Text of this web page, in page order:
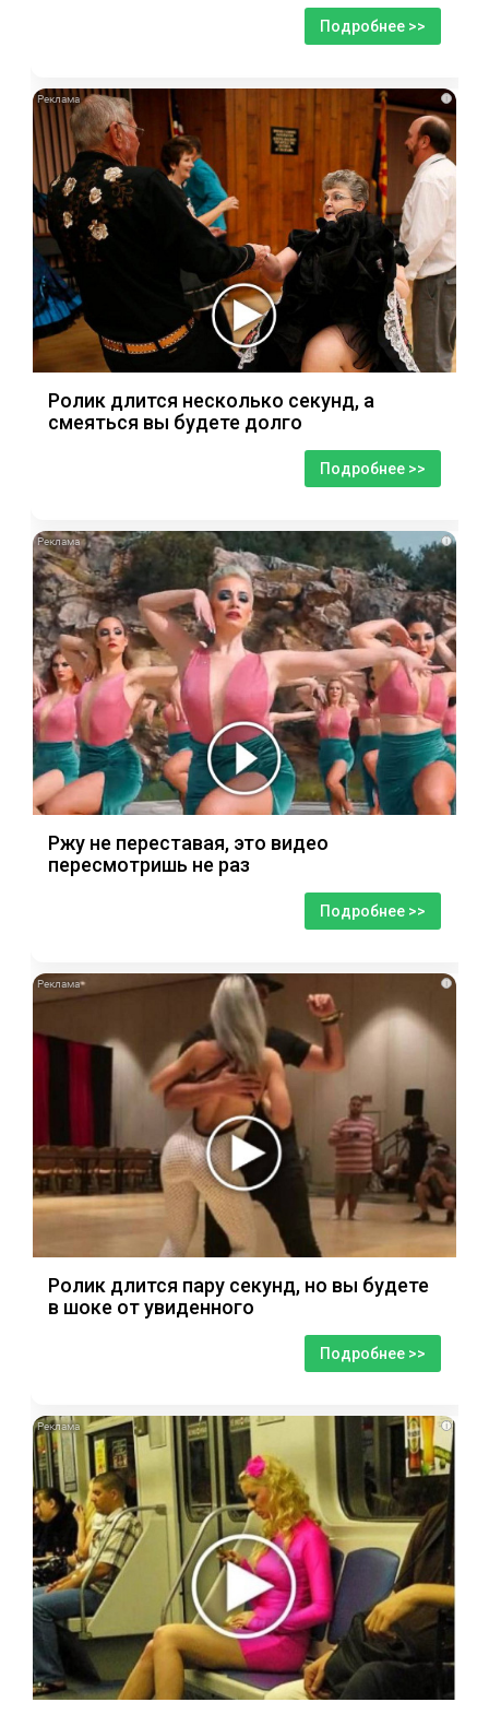
Подробнее >>
i
Ролик длится несколько секунд, а
смеяться вы будете долго
Подробнее >>
i
Ржу не переставая, это видео
пересмотришь не раз
Подробнее >>
i
Ролик длится пару секунд, но вы будете
в шоке от увиденного
Подробнее >>
i